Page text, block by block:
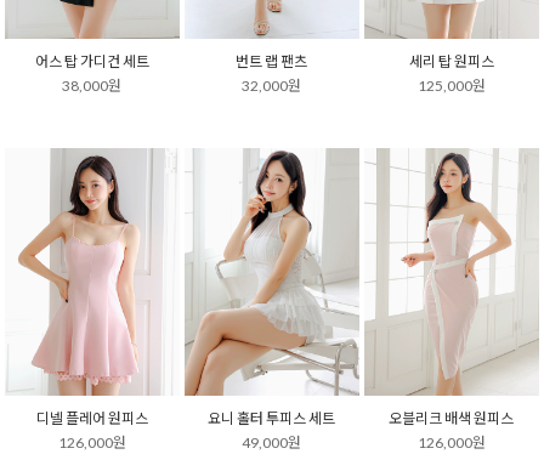
어스 탑 가디건 세트
38,000원
번트 랩 팬츠
32,000원
세리 탑 원피스
125,000원
디넬 플레어 원피스
126,000원
요니 홀터 투피스 세트
49,000원
오블리크 배색 원피스
126,000원